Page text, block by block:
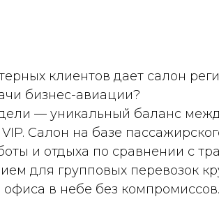
клиентов дает салон
бизнес-авиации?
— уникальный баланс
Салон на базе
и отдыха по сравнении с
для групповых перевозок
в небе без компромиссов.